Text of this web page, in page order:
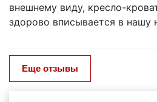
внешнему виду, кресло-
здорово вписывается в нашу
Еще отзывы